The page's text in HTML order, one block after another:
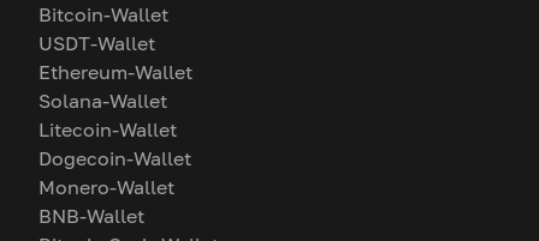
Bitcoin-Wallet
USDT-Wallet
Ethereum-Wallet
Solana-Wallet
Litecoin-Wallet
Dogecoin-Wallet
Monero-Wallet
BNB-Wallet